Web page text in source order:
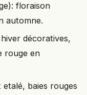
floraison
automne.
décoratives,
rouge en
etalé, baies rouges